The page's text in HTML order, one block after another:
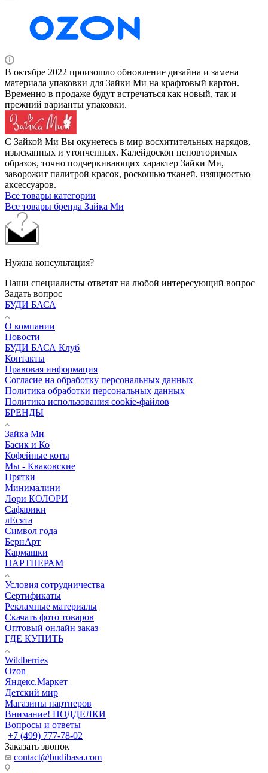
В октябре 2022 произошло обновление дизайна и замена
материала упаковки для Зайки Ми на крафтовый картон.
Временно в продаже будут встречаться как новый, так и
прежний варианты упаковки.
С Зайкой Ми Вы окунетесь в мир восхитительных нарядов,
изысканных и утонченных. Калейдоскоп неповторимых
образов, точно подчеркивающих характер Зайки Ми,
заворожит палитрой красок, роскошью тканей, изящностью
аксессуаров.
Все товары категории
Все товары бренда Зайка Ми
Нужна консультация?
Наши специалисты ответят на любой интересующий вопрос
Задать вопрос
БУДИ БАСА
О компании
Новости
БУДИ БАСА Клуб
Контакты
Правовая информация
Согласие на обработку персональных данных
Политика обработки персональных данных
Политика использования cookie-файлов
БРЕНДЫ
Зайка Ми
Басик и Ко
Кофейные коты
Мы - Кваковские
Прятки
Минималини
Лори КОЛОРИ
Сафарики
лЕсята
Символ года
БернАрт
Кармашки
ПАРТНЕРАМ
Условия сотрудничества
Сертификаты
Рекламные материалы
Скачать фото товаров
Оптовый онлайн заказ
ГДЕ КУПИТЬ
Wildberries
Ozon
Яндекс.Маркет
Детский мир
Магазины партнеров
Внимание! ПОДДЕЛКИ
Вопросы и ответы
+7 (499) 777-78-02
Заказать звонок
contact@budibasa.com